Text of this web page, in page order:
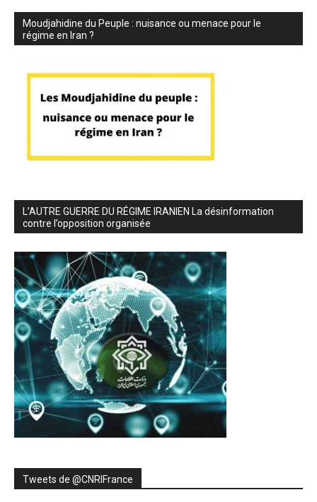
Moudjahidine du Peuple : nuisance ou menace pour le
régime en Iran ?
L’AUTRE GUERRE DU RÉGIME IRANIEN La désinformation
contre l’opposition organisée
Tweets de ‎@CNRIFrance